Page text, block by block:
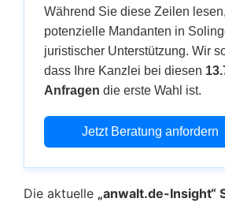
Während Sie diese Zeilen
potenzielle Mandanten in
juristischer Unterstützung. Wir
dass Ihre Kanzlei bei diesen
Anfragen die erste Wahl ist.
Jetzt Beratung anfordern
Die aktuelle „anwalt.de-Insight“